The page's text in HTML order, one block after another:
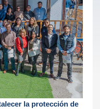
la protección de